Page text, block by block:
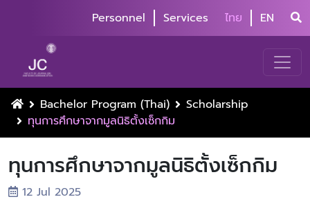
Personnel Services ไทย EN
Bachelor Program (Thai)
Scholarship
ทุนการศึกษาจากมูลนิธิตั้งเซ็กกิม
ทุนการศึกษาจากมูลนิธิตั้งเซ็กกิม
12 Jul 2025